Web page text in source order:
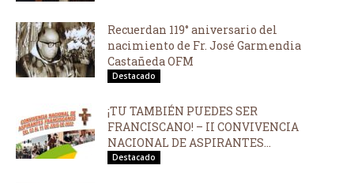
Recuerdan 119° aniversario del
nacimiento de Fr. José Garmendia
Castañeda OFM
Destacado
¡TU TAMBIÉN PUEDES SER
FRANCISCANO! – II CONVIVENCIA
NACIONAL DE ASPIRANTES...
Destacado